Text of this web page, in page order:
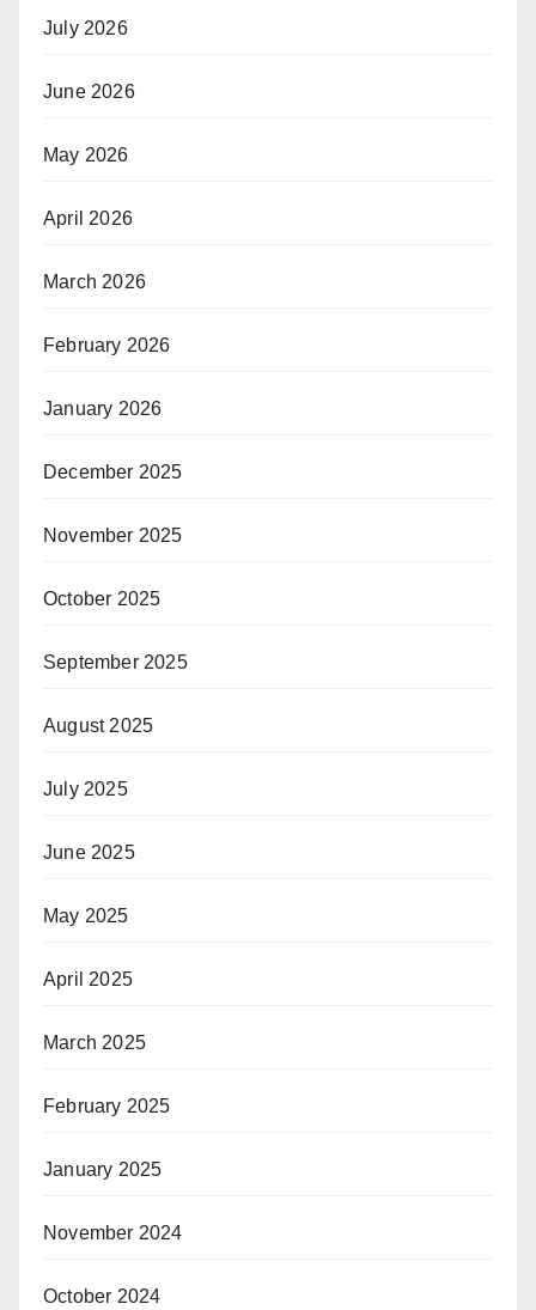
July 2026
June 2026
May 2026
April 2026
March 2026
February 2026
January 2026
December 2025
November 2025
October 2025
September 2025
August 2025
July 2025
June 2025
May 2025
April 2025
March 2025
February 2025
January 2025
November 2024
October 2024